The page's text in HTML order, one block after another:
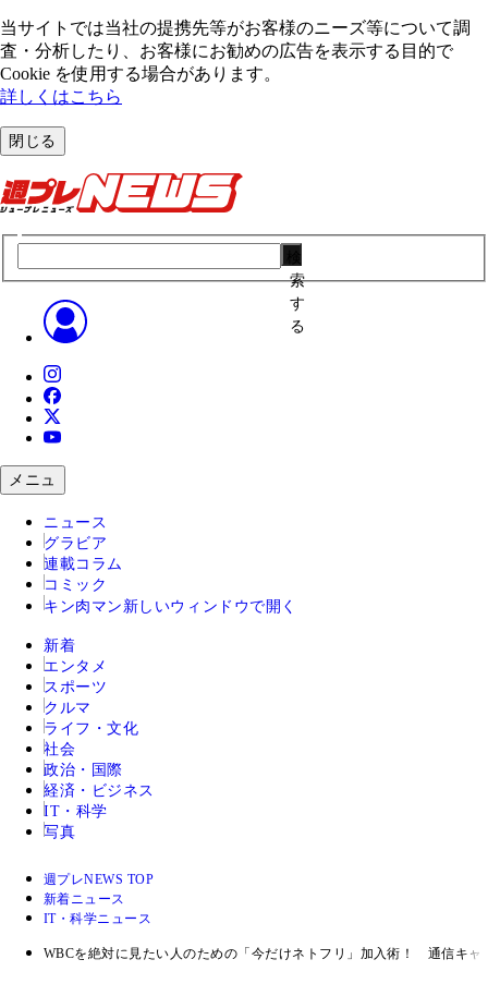
当サイトでは当社の提携先等がお客様のニーズ等について調
査・分析したり、お客様にお勧めの広告を表⽰する⽬的で
Cookie を使⽤する場合があります。
詳しくはこちら
閉じる
索
す
る
メニュ
ニュース
グラビア
連載コラム
コミック
キン肉マン 新しいウィンドウで開く
新着
エンタメ
スポーツ
クルマ
ライフ・文化
社会
政治・国際
経済・ビジネス
IT・科学
写真
週プレNEWS TOP
新着ニュース
IT・科学ニュース
WBCを絶対に見たい人のための「今だけネトフリ」加入術！ 通信キ